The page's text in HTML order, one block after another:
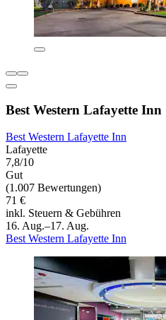
Best Western Lafayette Inn
Best Western Lafayette Inn
Lafayette
7,8/10
Gut
(1.007 Bewertungen)
71 €
inkl. Steuern & Gebühren
16. Aug.–17. Aug.
Best Western Lafayette Inn